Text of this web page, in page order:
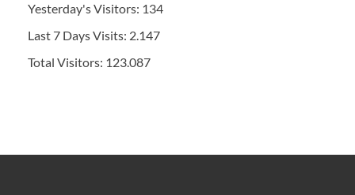
Yesterday's Visitors: 134
Last 7 Days Visits: 2.147
Total Visitors: 123.087